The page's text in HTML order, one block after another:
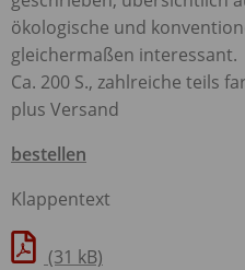
ökologische und
gleichermaßen interessant.
Ca. 200 S., zahlreiche teils
plus Versand
bestellen
Klappentext
(31 kB)